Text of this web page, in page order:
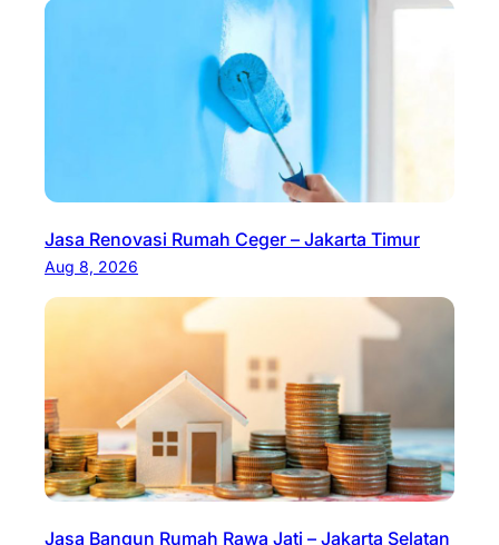
Jasa Renovasi Rumah Ceger – Jakarta Timur
Aug 8, 2026
Jasa Bangun Rumah Rawa Jati – Jakarta Selatan